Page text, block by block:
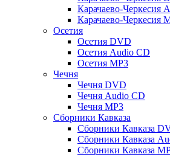
Карачаево-Черкесия
Карачаево-Черкесия
Осетия
Осетия DVD
Осетия Audio CD
Осетия MP3
Чечня
Чечня DVD
Чечня Audio CD
Чечня MP3
Сборники Кавказа
Сборники Кавказа
Сборники Кавказа
Сборники Кавказа